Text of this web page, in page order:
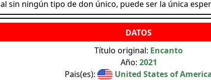
sin ningún tipo de don único, puede ser la única
Título original: Encanto
Año: 2021
Pais(es):
United States of